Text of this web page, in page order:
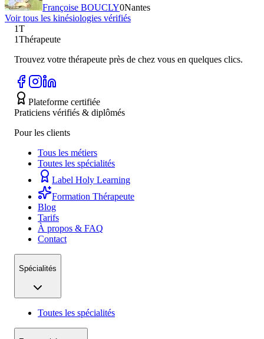
Françoise BOUCLY0Nantes
Voir tous les kinésiologies vérifiés
1T
1Thérapeute
Trouvez votre thérapeute près de chez vous en quelques clics.
Plateforme certifiée
Praticiens vérifiés & diplômés
Pour les clients
Tous les métiers
Toutes les spécialités
Label Holy Learning
Formation Thérapeute
Blog
Tarifs
À propos & FAQ
Contact
Spécialités
Toutes les spécialités